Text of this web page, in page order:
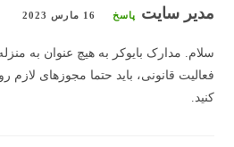
مدیر سایت پاسخ 16 مارس 2023
سلام. مدارک بایوکر به هیچ عنوان به
فعالیت قانونی، باید حتما مجوزهای
کنید.